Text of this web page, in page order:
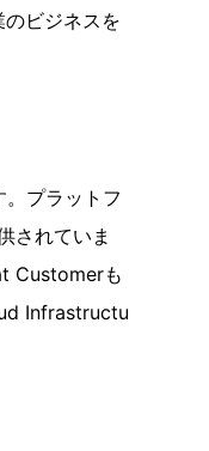
ビジネスを
プラットフ
されていま
Customerも
Infrastructu